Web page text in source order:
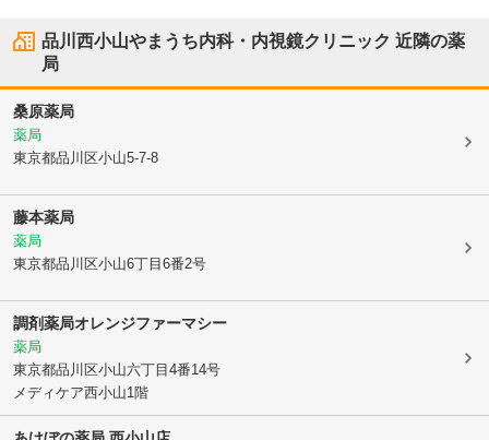
品川西小山やまうち内科・内視鏡クリニック 近隣の薬
局
桑原薬局
薬局
東京都品川区小山5-7-8
藤本薬局
薬局
東京都品川区小山6丁目6番2号
調剤薬局オレンジファーマシー
薬局
東京都品川区小山六丁目4番14号
メディケア西小山1階